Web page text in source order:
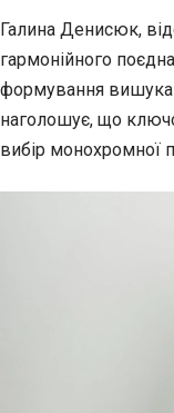
Галина Денисюк,
гармонійного
формування
наголошує, що
вибір монохромної